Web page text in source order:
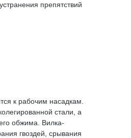
препятствий
к рабочим насадкам.
стали, а
обжима. Вилка-
гвоздей, срывания